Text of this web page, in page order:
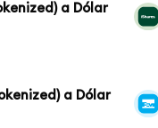
a Dólar
a Dólar